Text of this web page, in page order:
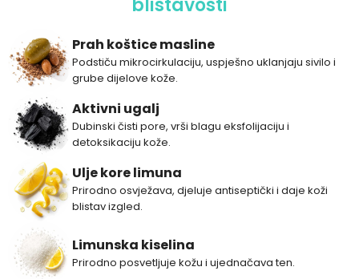
Prah koštice masline
Podstiču mikrocirkulaciju, uspješno uklanjaju sivilo i
grube dijelove kože.
Aktivni ugalj
Dubinski čisti pore, vrši blagu eksfolijaciju i
detoksikaciju kože.
Ulje kore limuna
Prirodno osvježava, djeluje antiseptički i daje koži
blistav izgled.
Limunska kiselina
Prirodno posvetljuje kožu i ujednačava ten.